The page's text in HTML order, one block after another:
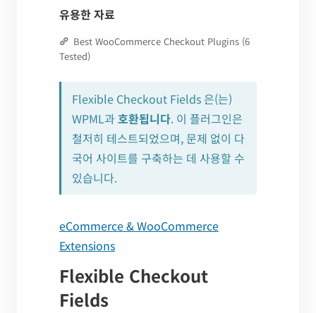
유용한 자료
Best WooCommerce Checkout Plugins (6
Tested)
Flexible Checkout Fields 은(는)
WPML과호환됩니다. 이 플러그인은
철저히 테스트되었으며, 문제 없이 다
국어 사이트를 구축하는 데 사용할 수
있습니다.
eCommerce & WooCommerce
Extensions
Flexible Checkout
Fields